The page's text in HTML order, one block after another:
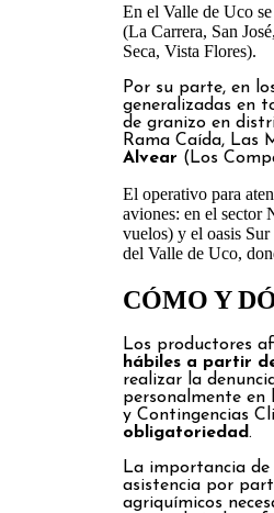
En el Valle de Uco
(La Carrera, San
Seca, Vista Flores).
Por su parte, en
generalizadas en
de granizo en
Rama Caída, Las
Alvear (Los
El operativo para
aviones: en el sector
vuelos) y el oasis
del Valle de Uco,
CÓMO Y
Los productores
hábiles a partir
realizar la
personalmente en
y Contingencias
obligatoriedad.
La importancia de
asistencia por
agriquímicos